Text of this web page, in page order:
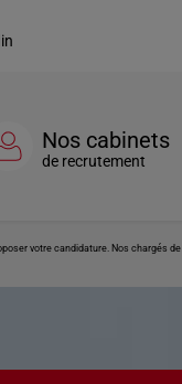
Nos cabinets
de recrutement
votre candidature. Nos chargés de